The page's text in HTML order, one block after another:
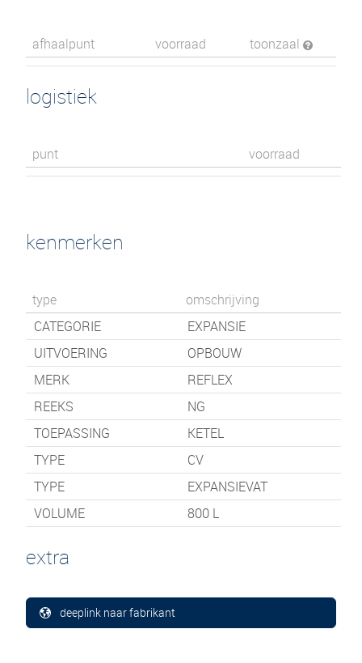
afhaalpunt voorraad toonzaal
logistiek
punt voorraad
kenmerken
type
omschrijving
CATEGORIE
EXPANSIE
UITVOERING
OPBOUW
MERK
REFLEX
REEKS
NG
TOEPASSING
KETEL
TYPE
CV
TYPE
EXPANSIEVAT
VOLUME
800 L
extra
deeplink naar fabrikant